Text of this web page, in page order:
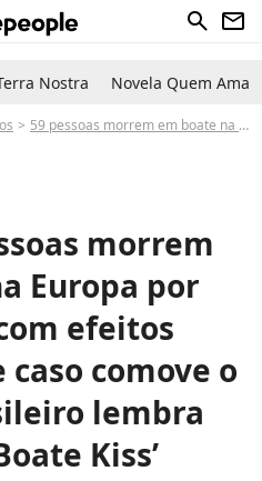
search newsletter
Nostra Novela Quem Ama
59 pessoas morrem em boate na Europa por incêndio com efeitos pirotécnicos e caso comove o Brasil: ‘Brasileiro lembra logo da Boate Kiss’
morrem
Europa por
efeitos
comove o
lembra
Kiss’